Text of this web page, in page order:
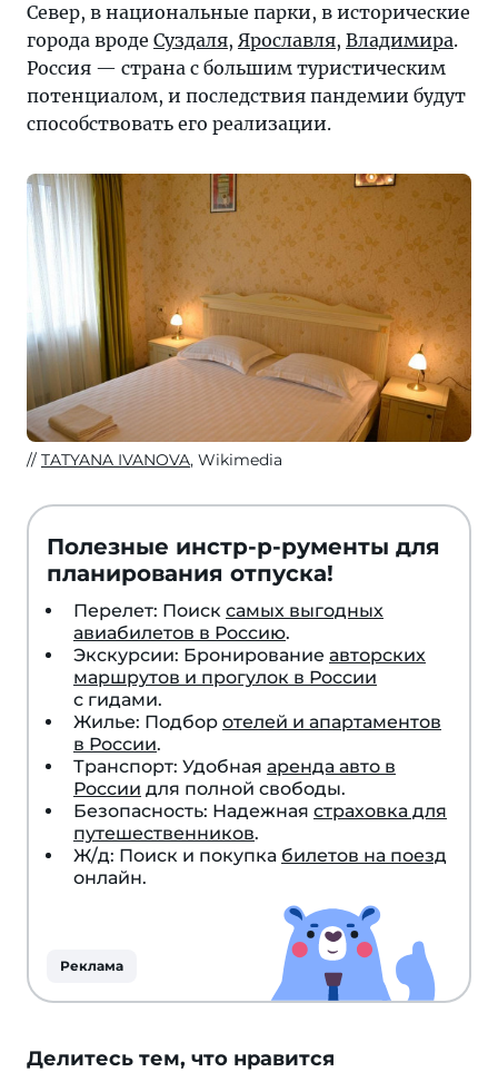
Север, в национальные парки, в исторические
города вроде Суздаля, Ярославля, Владимира.
Россия — страна с большим туристическим
потенциалом, и последствия пандемии будут
способствовать его реализации.
TATYANA IVANOVA, Wikimedia
Полезные инстр-р-рументы для
планирования отпуска!
Перелет: Поиск самых выгодных
авиабилетов в Россию.
Экскурсии: Бронирование авторских
маршрутов и прогулок в России
с гидами.
Жилье: Подбор отелей и апартаментов
в России.
Транспорт: Удобная аренда авто в
России для полной свободы.
Безопасность: Надежная страховка для
путешественников.
Ж/д: Поиск и покупка билетов на поезд
онлайн.
Реклама
Делитесь тем, что нравится